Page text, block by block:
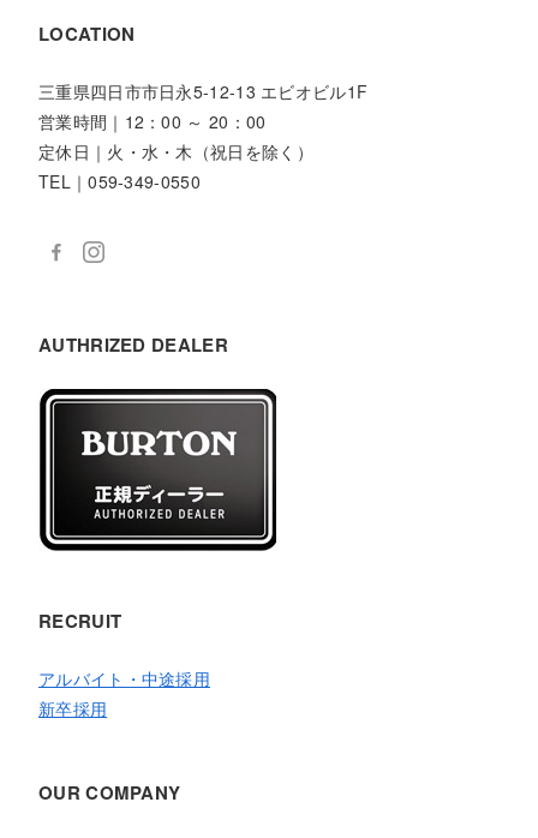
LOCATION
三重県四日市市日永5-12-13 エビオビル1F
営業時間｜12：00 ～ 20：00
定休日｜火・水・木（祝日を除く）
TEL｜059-349-0550
AUTHRIZED DEALER
RECRUIT
アルバイト・中途採用
新卒採用
OUR COMPANY